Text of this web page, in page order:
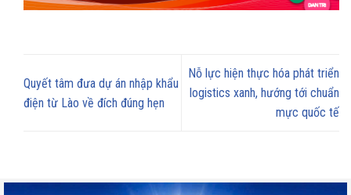
Quyết tâm đưa dự án nhập khẩu
điện từ Lào về đích đúng hẹn
Nỗ lực hiện thực hóa phát triển
logistics xanh, hướng tới chuẩn
mực quốc tế